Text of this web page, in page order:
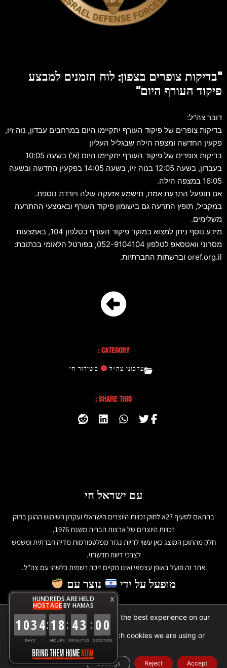
X
HUNDREDS ARE HELD
HOSTAGEBY HAMAS
1034
DAYS
:18
HOURS
: 43
MINUTES
: 00
SECONDS
"בדיקות צופרים בצפון: לוח הזמנים למבצע
פיקוד העורף היום"
דובר צה"ל:
בדיקות צופרים של פיקוד העורף יתקיימו היום במרחבים עבדון, נוה זיו,
פקעין החדשה ומצפה הילה שבגליל העליון
בדיקות צופרים של פיקוד העורף יתקיימו היום (א') בשעה 10:05
בעבדון, בשעה 12:05 בנוה זיו, בשעה 14:05 בפקעין החדשה ובשעה
16:05 במצפה הילה.
אם תופעל התרעת אמת, תישמע אזעקה עולה ויורדת נוספת.
במקביל, תופץ התרעה גם בישומון פיקוד העורף ובאמצעי ההתרעה
משלימים.
מידע נוסף ניתן למצוא במוקד פיקוד העורף בטלפון 104, באמצעות
מסרוני וואטסאפ לטלפון 052-9104104, בפורטל הלאומי בכתובת:
oref.org.il וברשתות החברתיות.
Category :
עדכוני צה״ל בשידור חי
Share This :
עם ישראל חי
בהתאם לסעיף 27א לחוק זכויות היוצרים הישראלי ועקרון השימוש ההוגן בחוק
זכויות היוצרים של ארצות הברית משנת 1976,
חלק מהתוכן המוצג כאן עשוי להיות נגזר מפלטפורמות מדיה חברתית ומשמש
לצרכי דיווח חדשותי.
אתר זה פועל באופן עצמאי ואינו מקיים זיקה רשמית כלשהי עם צה"ל.
מופעל על ידי נוצר עם
We are using cookies to give you the best experience on our
website.
You can find out more about which cookies we are using or
switch them off in
settings
Accept
Reject
Settings